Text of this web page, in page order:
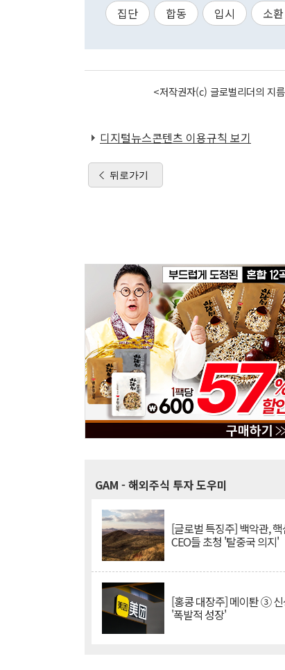
집단
합동 입시 소환
<저작권자(c) 글로벌리더의 지
디지털뉴스콘텐츠 이용규칙 보기
뒤로가기
GAM - 해외주식 투자 도우미
[글로벌 특징주] 백악관,
CEO들 초청 '탈중국 의지'
[홍콩 대장주] 메이퇀 ③
'폭발적 성장'